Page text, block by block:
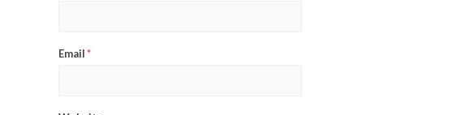
Email*